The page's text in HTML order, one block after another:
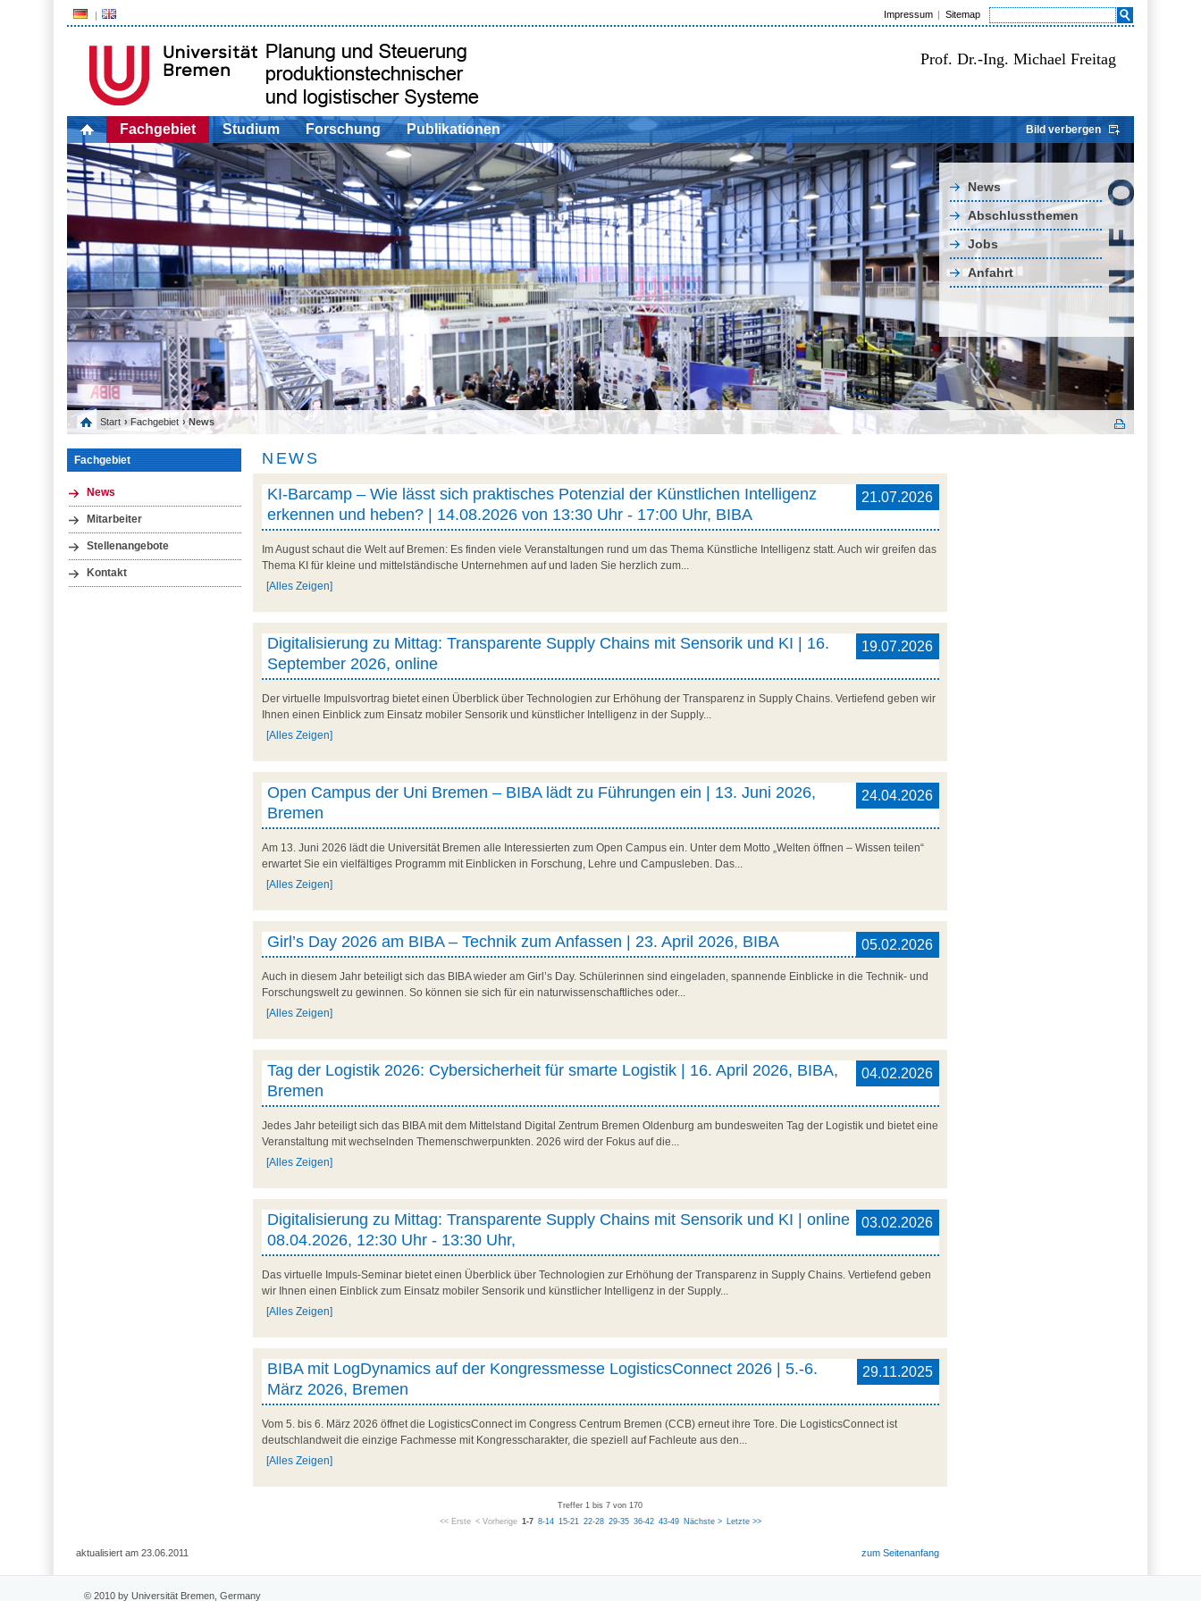
Impressum Sitemap
Prof. Dr.-Ing. Michael Freitag
Fachgebiet Studium Forschung Publikationen Bild verbergen
News
Abschlussthemen
Jobs
Anfahrt
Start › Fachgebiet › News
Fachgebiet
News
Mitarbeiter
Stellenangebote
Kontakt
NEWS
21.07.2026
KI-Barcamp – Wie lässt sich praktisches Potenzial der Künstlichen Intelligenz
erkennen und heben? | 14.08.2026 von 13:30 Uhr - 17:00 Uhr, BIBA
Im August schaut die Welt auf Bremen: Es finden viele Veranstaltungen rund um das Thema Künstliche Intelligenz statt. Auch wir greifen das
Thema KI für kleine und mittelständische Unternehmen auf und laden Sie herzlich zum...
[Alles Zeigen]
19.07.2026
Digitalisierung zu Mittag: Transparente Supply Chains mit Sensorik und KI | 16.
September 2026, online
Der virtuelle Impulsvortrag bietet einen Überblick über Technologien zur Erhöhung der Transparenz in Supply Chains. Vertiefend geben wir
Ihnen einen Einblick zum Einsatz mobiler Sensorik und künstlicher Intelligenz in der Supply...
[Alles Zeigen]
24.04.2026
Open Campus der Uni Bremen – BIBA lädt zu Führungen ein | 13. Juni 2026,
Bremen
Am 13. Juni 2026 lädt die Universität Bremen alle Interessierten zum Open Campus ein. Unter dem Motto „Welten öffnen – Wissen teilen“
erwartet Sie ein vielfältiges Programm mit Einblicken in Forschung, Lehre und Campusleben. Das...
[Alles Zeigen]
05.02.2026
Girl’s Day 2026 am BIBA – Technik zum Anfassen | 23. April 2026, BIBA
Auch in diesem Jahr beteiligt sich das BIBA wieder am Girl’s Day. Schülerinnen sind eingeladen, spannende Einblicke in die Technik- und
Forschungswelt zu gewinnen. So können sie sich für ein naturwissenschaftliches oder...
[Alles Zeigen]
04.02.2026
Tag der Logistik 2026: Cybersicherheit für smarte Logistik | 16. April 2026, BIBA,
Bremen
Jedes Jahr beteiligt sich das BIBA mit dem Mittelstand Digital Zentrum Bremen Oldenburg am bundesweiten Tag der Logistik und bietet eine
Veranstaltung mit wechselnden Themenschwerpunkten. 2026 wird der Fokus auf die...
[Alles Zeigen]
03.02.2026
Digitalisierung zu Mittag: Transparente Supply Chains mit Sensorik und KI | online
08.04.2026, 12:30 Uhr - 13:30 Uhr,
Das virtuelle Impuls-Seminar bietet einen Überblick über Technologien zur Erhöhung der Transparenz in Supply Chains. Vertiefend geben
wir Ihnen einen Einblick zum Einsatz mobiler Sensorik und künstlicher Intelligenz in der Supply...
[Alles Zeigen]
29.11.2025
BIBA mit LogDynamics auf der Kongressmesse LogisticsConnect 2026 | 5.-6.
März 2026, Bremen
Vom 5. bis 6. März 2026 öffnet die LogisticsConnect im Congress Centrum Bremen (CCB) erneut ihre Tore. Die LogisticsConnect ist
deutschlandweit die einzige Fachmesse mit Kongresscharakter, die speziell auf Fachleute aus den...
[Alles Zeigen]
Treffer 1 bis 7 von 170
<< Erste < Vorherige 1-7 8-14 15-21 22-28 29-35 36-42 43-49 Nächste > Letzte >>
aktualisiert am 23.06.2011 zum Seitenanfang
© 2010 by Universität Bremen, Germany